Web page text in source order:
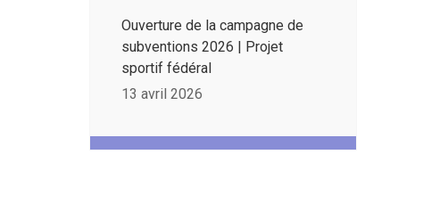
Ouverture de la campagne de
subventions 2026 | Projet
sportif fédéral
13 avril 2026